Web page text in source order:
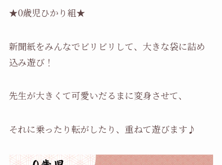
★0歳児ひかり組★
新聞紙をみんなでビリビリして、大きな袋に詰め
込み遊び！
先生が大きくて可愛いだるまに変身させて、
それに乗ったり転がしたり、重ねて遊びます♪